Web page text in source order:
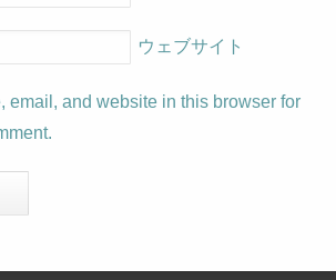
ウェブサイト
email, and website in this browser for